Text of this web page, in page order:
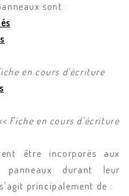
sont :
en cours d'écriture
Fiche en cours d'écriture
être incorporés aux
panneaux durant leur
principalement de :